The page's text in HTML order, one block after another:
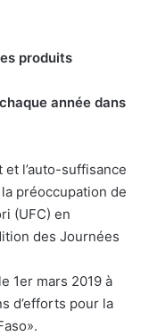
produits
année dans
l’auto-suffisance
préoccupation de
(UFC) en
des Journées
1er mars 2019 à
d’efforts pour la